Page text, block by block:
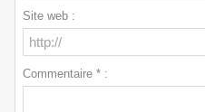
Site web :
Commentaire * :